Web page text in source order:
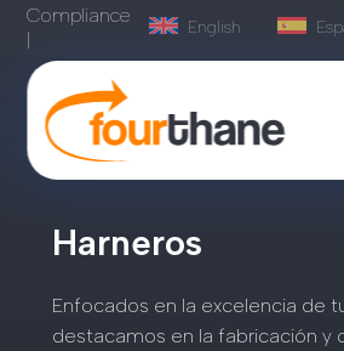
Compliance
|
English
Harneros
Enfocados en la excelencia de
destacamos en la fabricación y